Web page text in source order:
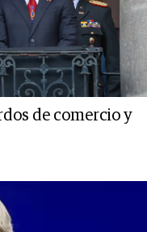
de comercio y